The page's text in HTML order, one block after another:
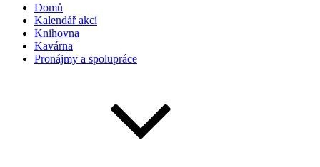
Domů
Kalendář akcí
Knihovna
Kavárna
Pronájmy a spolupráce